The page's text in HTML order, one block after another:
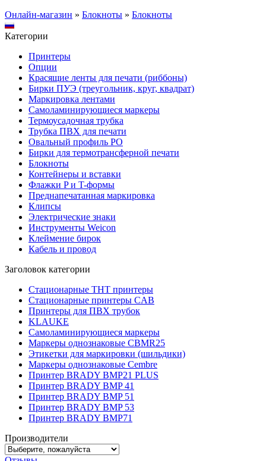
Онлайн-магазин » Блокноты » Блокноты
Категории
Принтеры
Опции
Красящие ленты для печати (риббоны)
Бирки ПУЭ (треугольник, круг, квадрат)
Маркировка лентами
Самоламинирующиеся маркеры
Термоусадочная трубка
Трубка ПВХ для печати
Овальный профиль PO
Бирки для термотрансферной печати
Блокноты
Контейнеры и вставки
Флажки P и T-формы
Преднапечатанная маркировка
Клипсы
Электрические знаки
Инструменты Weicon
Клеймение бирок
Кабель и провод
Заголовок категории
Стационарные THT принтеры
Стационарные принтеры CAB
Принтеры для ПВХ трубок
KLAUKE
Самоламинирующиеся маркеры
Маркеры однознаковые CBMR25
Этикетки для маркировки (шильдики)
Маркеры однознаковые Cembre
Принтер BRADY BMP21 PLUS
Принтер BRADY BMP 41
Принтер BRADY BMP 51
Принтер BRADY BMP 53
Принтер BRADY BMP71
Производители